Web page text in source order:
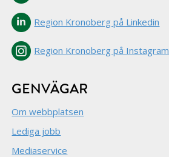
Region Kronoberg på Linkedin
Region Kronoberg på Instagram
GENVÄGAR
Om webbplatsen
Lediga jobb
Mediaservice